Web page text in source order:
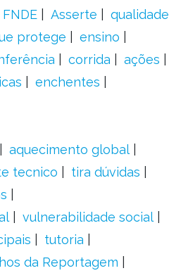
FNDE Asserte
qualidade
protege
ensino
corrida
ações
enchentes
aquecimento global
tecnico
tira dúvidas
vulnerabilidade social
tutoria
da Reportagem